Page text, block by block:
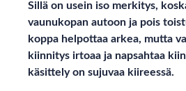
Sillä on usein iso merkitys,
vaunukopan autoon ja pois
koppa helpottaa arkea, mutta
kiinnitys irtoaa ja napsahtaa
käsittely on sujuvaa kiireessä.